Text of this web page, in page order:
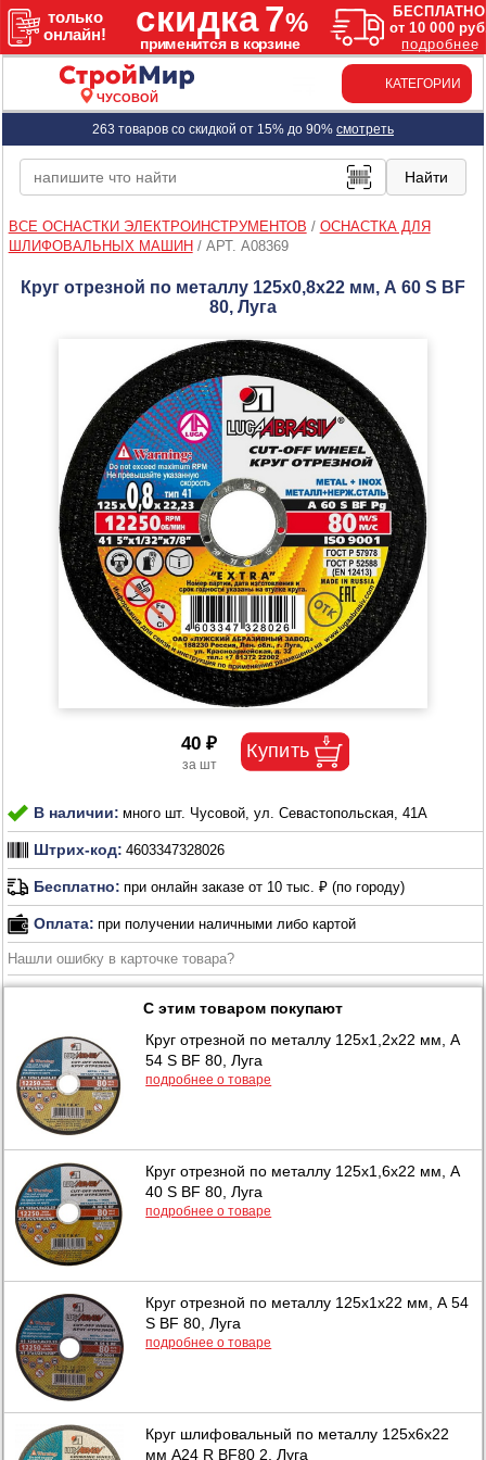
ЧУСОВОЙ
КАТЕГОРИИ
263 товаров со скидкой от 15% до 90% смотреть
ВСЕ ОСНАСТКИ ЭЛЕКТРОИНСТРУМЕНТОВ / ОСНАСТКА ДЛЯ
ШЛИФОВАЛЬНЫХ МАШИН / АРТ. A08369
Круг отрезной по металлу 125х0,8х22 мм, А 60 S BF
80, Луга
40 ₽
В наличии: много шт. Чусовой, ул. Севастопольская, 41А
Штрих-код: 4603347328026
Бесплатно: при онлайн заказе от 10 тыс. ₽ (по городу)
Оплата: при получении наличными либо картой
Нашли ошибку в карточке товара?
С этим товаром покупают
Круг отрезной по металлу 125х1,2х22 мм, А
54 S BF 80, Луга
подробнее о товаре
Круг отрезной по металлу 125х1,6х22 мм, А
40 S BF 80, Луга
подробнее о товаре
Круг отрезной по металлу 125х1х22 мм, А 54
S BF 80, Луга
подробнее о товаре
Круг шлифовальный по металлу 125х6х22
мм А24 R BF80 2, Луга